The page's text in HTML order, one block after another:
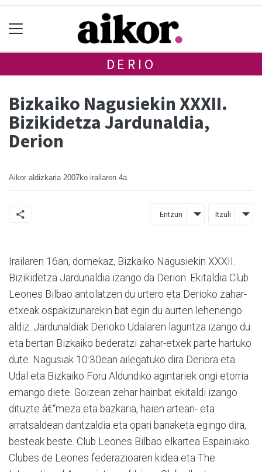
DERIO
Bizkaiko Nagusiekin XXXII.
Bizikidetza Jardunaldia,
Derion
Aikor aldizkaria 2007ko irailaren 4a
Entzun Itzuli
Irailaren 16an, domekaz, Bizkaiko Nagusiekin XXXII.
Bizikidetza Jardunaldia izango da Derion. Ekitaldia Club
Leones Bilbao antolatzen du urtero eta Derioko zahar-
etxeak ospakizunarekin bat egin du aurten lehenengo
aldiz. Jardunaldiak Derioko Udalaren laguntza izango du
eta bertan Bizkaiko bederatzi zahar-etxek parte hartuko
dute. Nagusiak 10:30ean ailegatuko dira Deriora eta
Udal eta Bizkaiko Foru Aldundiko agintariek ongi etorria
emango diete. Goizean zehar hainbat ekitaldi izango
dituzte â€“meza eta bazkaria, haien artean- eta
arratsaldean dantzaldia eta opari banaketa egingo dira,
besteak beste. Club Leones Bilbao elkartea Espainiako
Clubes de Leones federazioaren kidea eta The